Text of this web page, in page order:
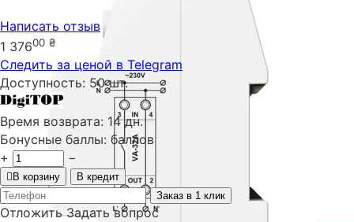
Написать отзыв
1 37600 ₴
Следить за ценой в Telegram
Доступность: 50 шт.
Время возврата: 14 дн.
Бонусные баллы: баллов
+
−
В корзину
В кредит
Заказ в 1 клик
Отложить Задать вопрос